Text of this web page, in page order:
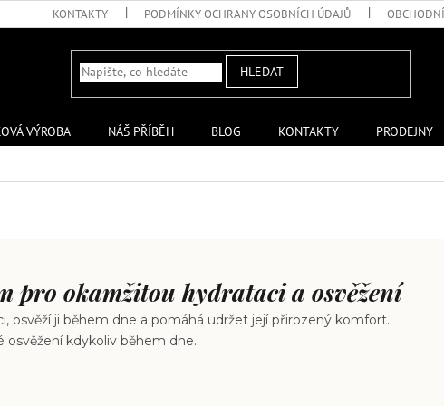
KONTAKTY PODMÍNKY OCHRANY OSOBNÍCH ÚDAJŮ
HLEDAT
VÝROBA NÁŠ PŘÍBĚH BLOG KONTAKTY
PRODEJNY
pro okamžitou hydrataci a osvěžení
osvěží ji během dne a pomáhá udržet její přirozený komfort.
osvěžení kdykoliv během dne.